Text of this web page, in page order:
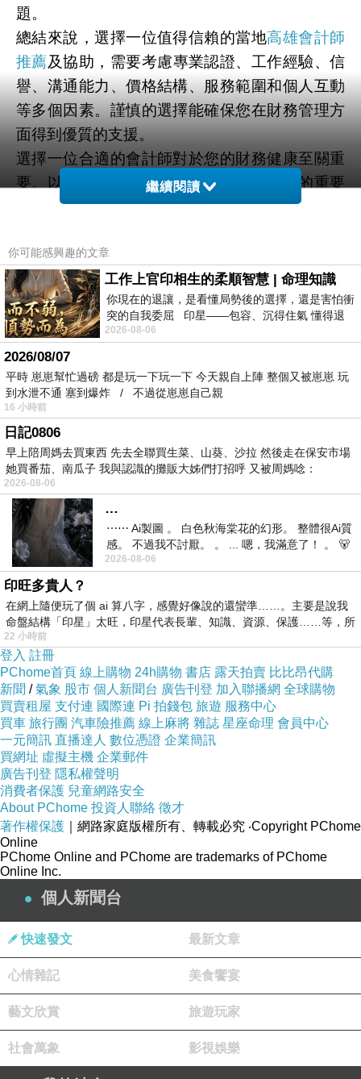
題。
總結來說，選擇一位值得信賴的當地高雄會計師
推薦及協助，需要考慮專業認證、工作經驗、信
譽、溝通能力、價格結構、服務範圍和個人互動
等多個因素。謹慎的選擇能確保您在財務管理方
面得到優質的支援。
選擇一位合適的會計師對於您的財務健康至關重
要。以下是幾項獲得當地台南會計師推薦
的重要
因素：
格，如註冊會計師（CPA）或特許公認會計師
（ACCA）。這些資格代表他們接受了高水平的
培訓和考核。
經驗和專業知識：尋找具有豐富經驗和相關行業
知識的會計師。他們能夠更好地理解您的業務需
求，提供有價值的建議。
口碑和推薦：諮詢朋友、家人和業內同行，了解
他們是否推薦具有良好聲譽的會計師。口碑良好
的專業人士通常是可信賴的選擇。
價格結構：明確了解會計師的價格結構，包括收
費方式和費率。確保其費用在您的預算範圍內。
溝通技巧：重視會計師的溝通能力。他們應該能
夠以清晰易懂的方式解釋複雜的財務信息，幫助
您做出明智的決策。
專業協會成員資格：確認會計師是否是相關專業
協會的成員，這表明他們受到行業標準和道德規
範的約束。
服務範圍：確保會計師提供您所需的服務，包括
會計、稅務規劃、財務報告等。他們的服務範圍
應與您的需求相符。
綜合考慮以上因素，能夠幫助您找到一位適合的
會計師，為您的個人或業務財務管理提供有力支
持，確保財務事務處理得當，並實現長遠的財務
目標。
在開公司前，您是否已確定了業務的結構和類
型，例如有限公司、合夥企業或個體經營？
開公司的地點是否已經根據法律要求、市場需求
和競爭環境進行充分考慮？
在選擇開公司服務提供商時，您是否查詢了他們
的信譽和客戶評價？
是否已經比較了不同提供商的價格和包含的服務
內容，以確保符合您的預算？
您是否清楚瞭解開公司過程中可能涉及的法律要
求和責任？
繼續閱讀
你可能感興趣的文章
工作上官印相生的柔順智慧 | 命理知識
你現在的退讓，是看懂局勢後的選擇，還是害怕衝
突的自我委屈 印星——包容、沉得住氣 懂得退
一步觀察，不會
2026-08-06
2026/08/07
平時 崽崽幫忙過磅 都是玩一下玩一下 今天親自上陣 整個又被崽崽 玩
到水泄不通 塞到爆炸 / 不過從崽崽自己親
16 小時前
日記0806
早上陪周媽去買東西 先去全聯買生菜、山葵、沙拉 然後走在保安市場
她買番茄、南瓜子 我與認識的攤販大姊們打招呼 又被周媽唸：
2026-08-06
…
⋯⋯ Ai製圖 。 白色秋海棠花的幻形。 整體很Ai質
感。 不過我不討厭。 。 ... 嗯，我滿意了！ 。 🐻
昨中
2026-08-06
印旺多貴人？
在網上隨便玩了個 ai 算八字，感覺好像說的還蠻準……。主要是說我
命盤結構「印星」太旺，印星代表長輩、知識、資源、保護……等，所
22 小時前
登入 註冊
PChome首頁 線上購物 24h購物 書店 露天拍賣 比比昂代購
新聞 /氣象 股市 個人新聞台 廣告刊登 加入聯播網 全球購物
買賣租屋 支付連 國際連 Pi 拍錢包 旅遊 服務中心
買車 旅行團 汽車險推薦 線上麻將 雜誌 星座命理 會員中心
一元簡訊 直播達人 數位憑證 企業簡訊
買網址 虛擬主機 企業郵件
廣告刊登 隱私權聲明
消費者保護 兒童網路安全
About PChome 投資人聯絡 徵才
著作權保護 ｜網路家庭版權所有、轉載必究 ‧Copyright PChome
Online
PChome Online and PChome are trademarks of PChome
Online Inc.
個人新聞台
快速發文 最新文章
心情雜記 美食饗宴
藝文欣賞 旅遊玩家
社會萬象 影視娛樂